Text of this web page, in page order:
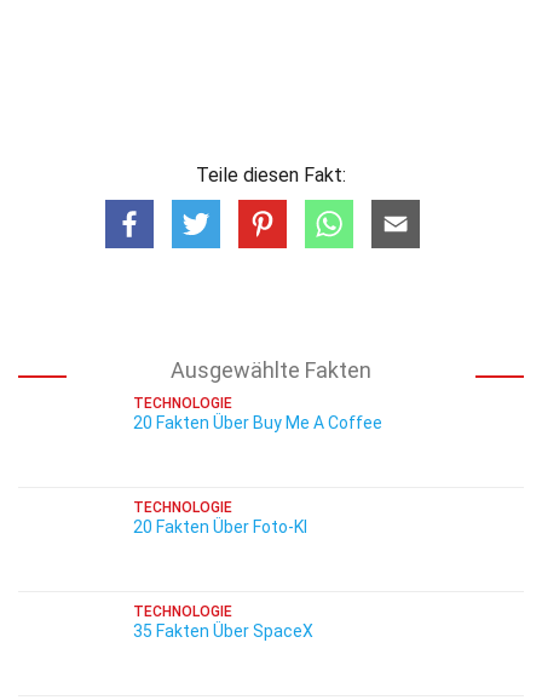
Teile diesen Fakt:
Ausgewählte Fakten
TECHNOLOGIE
20 Fakten Über Buy Me A Coffee
TECHNOLOGIE
20 Fakten Über Foto-KI
TECHNOLOGIE
35 Fakten Über SpaceX